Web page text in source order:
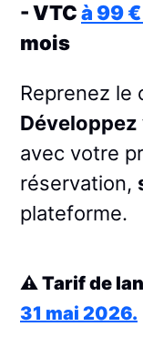
- VTCà 99
mois
Reprenez le
avec votre
réservation,
plateforme.
⚠️ Tarif de
31 mai 2026.